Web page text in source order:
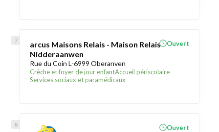
arcus Maisons Relais - Maison Relais
Nidderaanwen
Rue du Coin L-6999 Oberanven
Crèche et foyer de jour enfantAccueil périscolaire
Services sociaux et paramédicaux
Ouvert
Ouvert